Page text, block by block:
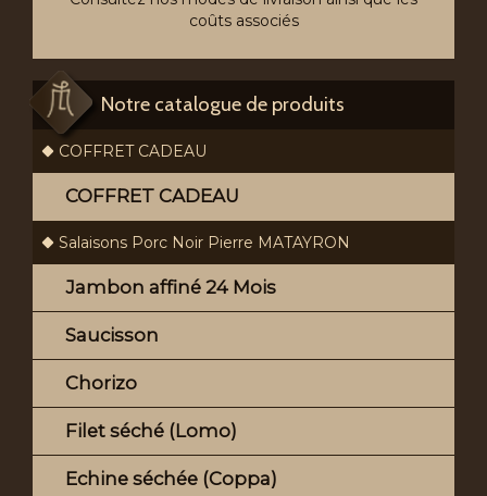
coûts associés
Notre catalogue de produits
COFFRET CADEAU
COFFRET CADEAU
Salaisons Porc Noir Pierre MATAYRON
Jambon affiné 24 Mois
Saucisson
Chorizo
Filet séché (Lomo)
Echine séchée (Coppa)